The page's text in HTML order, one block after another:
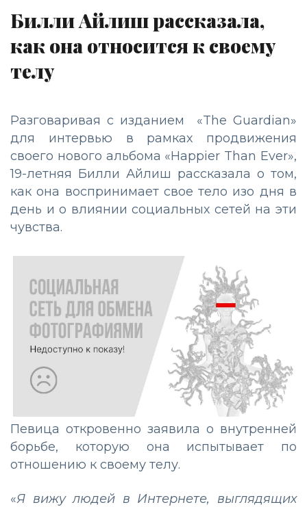
Билли Айлиш рассказала,
как она относится к своему
телу
Разговаривая с изданием «The Guardian»
для интервью в рамках продвижения
своего нового альбома «Happier Than Ever»,
19-летняя Билли Айлиш рассказала о том,
как она воспринимает свое тело изо дня в
день и о влиянии социальных сетей на эти
чувства.
Певица откровенно заявила о внутренней
борьбе, которую она испытывает по
отношению к своему телу.
«Я вижу людей в Интернете, выглядящих